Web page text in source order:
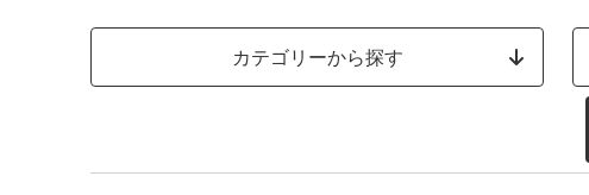
カテゴリーから探す